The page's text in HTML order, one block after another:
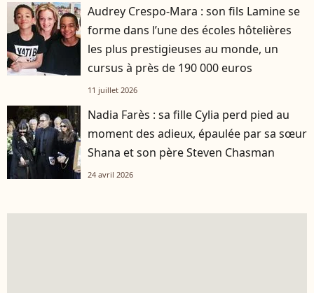
Audrey Crespo-Mara : son fils Lamine se
forme dans l’une des écoles hôtelières
les plus prestigieuses au monde, un
cursus à près de 190 000 euros
11 juillet 2026
Nadia Farès : sa fille Cylia perd pied au
moment des adieux, épaulée par sa sœur
Shana et son père Steven Chasman
24 avril 2026